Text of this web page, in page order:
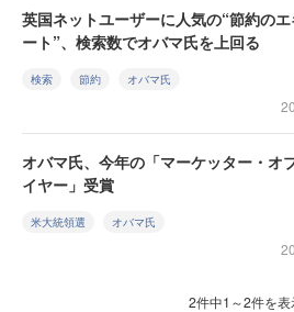
英国ネットユーザーに人気の“節約の
ート”、検索数でオバマ氏を上回る
検索 節約 オバマ氏
オバマ氏、今年の「マーケッター・オ
イヤー」受賞
米大統領選 オバマ氏
2件中1～2件を表